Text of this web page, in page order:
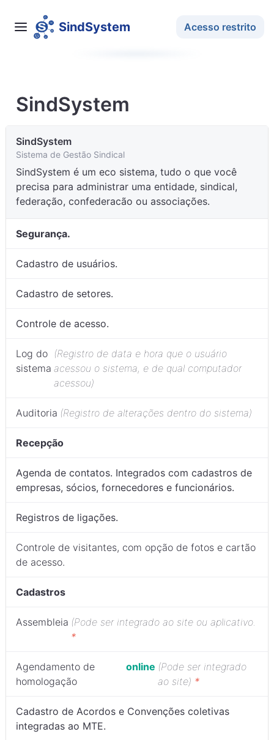
SindSystem Acesso restrito
SindSystem
SindSystem
Sistema de Gestão Sindical
SindSystem é um eco sistema, tudo o que você
precisa para administrar uma entidade, sindical,
federação, confederacão ou associações.
Segurança.
Cadastro de usuários.
Cadastro de setores.
Controle de acesso.
Log do
sistema
(Registro de data e hora que o usuário
acessou o sistema, e de qual computador
acessou)
Auditoria (Registro de alterações dentro do sistema)
Recepção
Agenda de contatos. Integrados com cadastros de
empresas, sócios, fornecedores e funcionários.
Registros de ligações.
Controle de visitantes, com opção de fotos e cartão
de acesso.
Cadastros
Assembleia (Pode ser integrado ao site ou aplicativo.
*
Agendamento de
homologação
online (Pode ser integrado
ao site) *
Cadastro de Acordos e Convenções coletivas
integradas ao MTE.